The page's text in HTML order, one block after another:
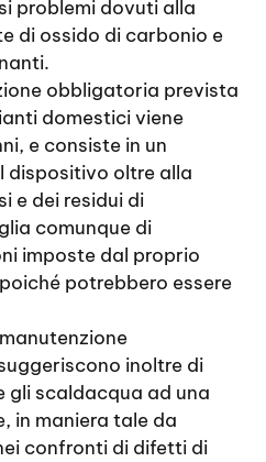
problemi dovuti alla
di ossido di carbonio e
obbligatoria prevista
domestici viene
e consiste in un
dispositivo oltre alla
e dei residui di
comunque di
imposte dal proprio
potrebbero essere
inoltre di
gli scaldacqua ad una
in maniera tale da
confronti di difetti di